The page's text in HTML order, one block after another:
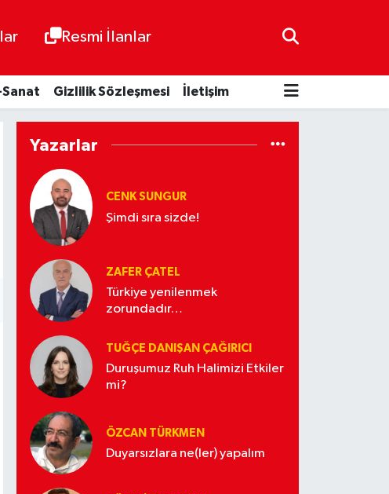
Resmi İlanlar
Gizlilik Sözleşmesi İletişim
Yazarlar
CENK SUNGUR
Şimdi sıra sizde!
ZAFER ÇATEL
Türkiye yenilenmek
zorundadır…
TUĞÇE DANIŞAN ÇAĞIRICI
Duruşumuz Ruh Halimizi Etkiler
mi?
ÖZCAN TÜRKMEN
Duyarsızlara ne(ler) yapalım